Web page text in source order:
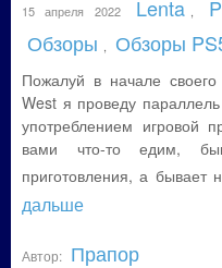
15 апреля 2022 Lenta
Обзоры Обзоры
Пожалуй в начале
West я проведу
употреблением игровой
вами что-то едим,
приготовления, а бывает
дальше
Автор: Прапор